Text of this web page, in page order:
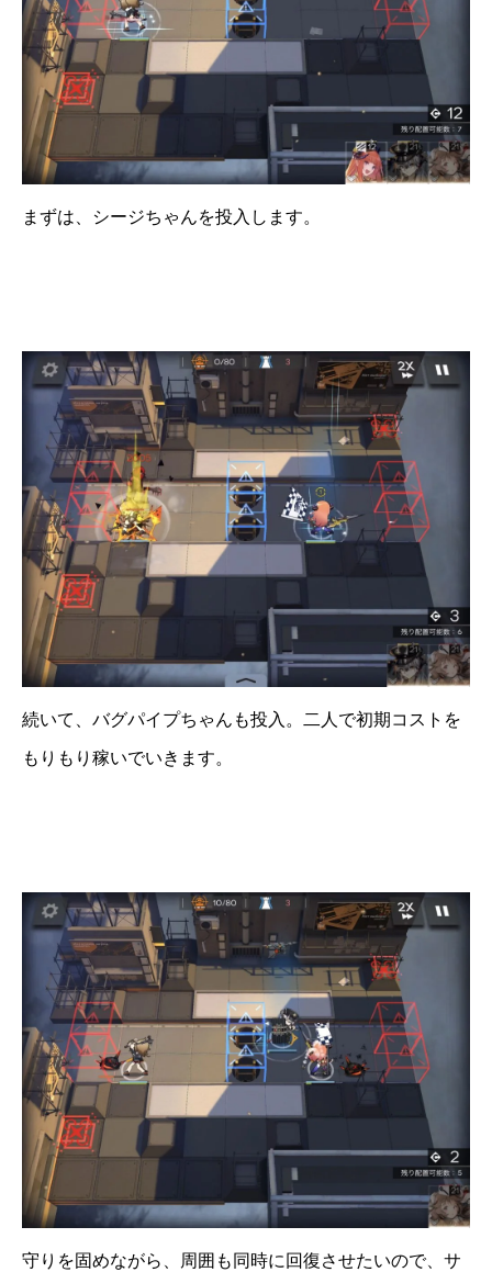
まずは、シージちゃんを投入します。
続いて、バグパイプちゃんも投入。二人で初期コストを
もりもり稼いでいきます。
守りを固めながら、周囲も同時に回復させたいので、サ